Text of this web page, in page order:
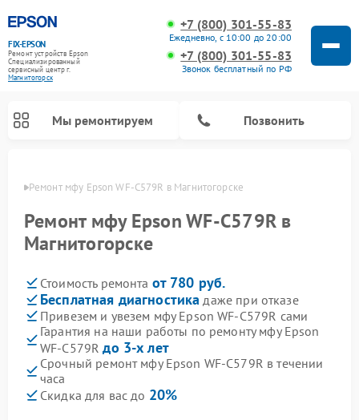
FIX-EPSON
Ремонт устройств Epson
Специализированный
cервисный центр г.
Магнитогорск
+7 (800) 301-55-83
Ежедневно, с 10:00 до 20:00
+7 (800) 301-55-83
Звонок бесплатный по РФ
Мы ремонтируем Позвонить
Ремонт мфу Epson WF-C579R в Магнитогорске
Ремонт мфу Epson WF-C579R в
Магнитогорске
Стоимость ремонта от 780 руб.
Бесплатная диагностика даже при отказе
Привезем и увезем мфу Epson WF-C579R сами
Гарантия на наши работы по ремонту мфу Epson
WF-C579Rдо 3-х лет
Срочный ремонт мфу Epson WF-C579R в течении
часа
Скидка для вас до 20%